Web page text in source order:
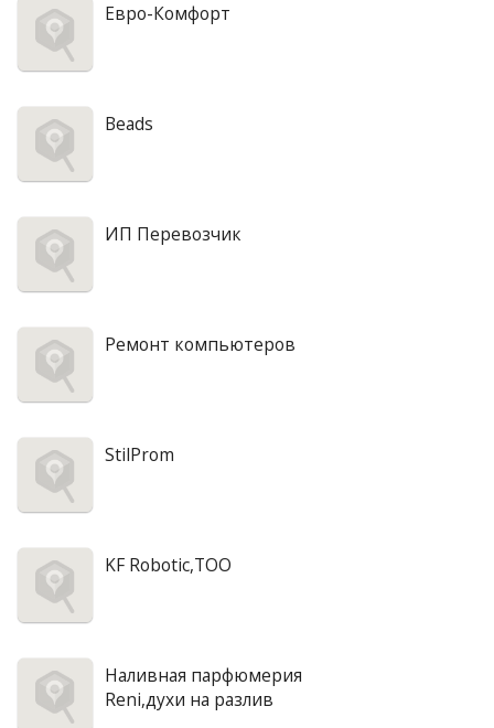
Евро-Комфорт
Beads
ИП Перевозчик
Ремонт компьютеров
StilProm
KF Robotic,ТОО
Наливная парфюмерия
Reni,духи на разлив